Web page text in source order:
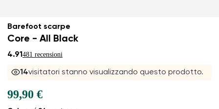
Barefoot scarpe
Core - All Black
4.91481 recensioni
14visitatori stanno visualizzando questo prodotto.
99,90 €